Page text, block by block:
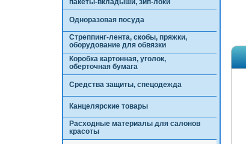
пакеты-вкладыши, зип-локи
Одноразовая посуда
Стреппинг-лента, скобы, пряжки,
оборудование для обвязки
Коробка картонная, уголок,
оберточная бумага
Средства защиты, спецодежда
Канцелярские товары
Расходные материалы для салонов
красоты